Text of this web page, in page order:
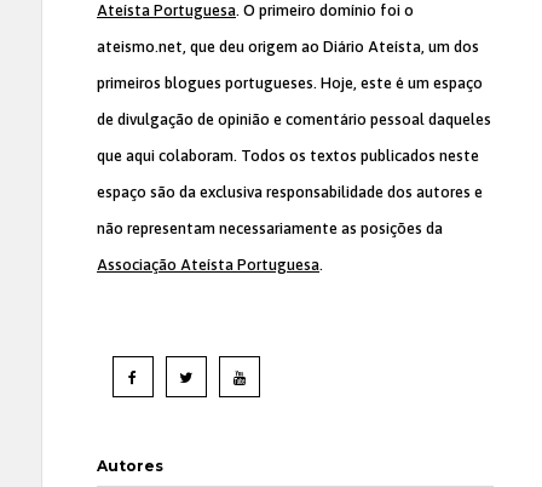
Ateísta Portuguesa. O primeiro domínio foi o
ateismo.net, que deu origem ao Diário Ateísta, um dos
primeiros blogues portugueses. Hoje, este é um espaço
de divulgação de opinião e comentário pessoal daqueles
que aqui colaboram. Todos os textos publicados neste
espaço são da exclusiva responsabilidade dos autores e
não representam necessariamente as posições da
Associação Ateísta Portuguesa.
Autores